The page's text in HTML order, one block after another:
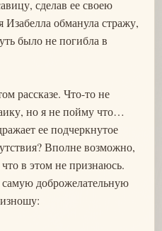
сделав ее своею
обманула стражу,
было не погибла в
рассказе. Что-то не
но я не пойму что…
ее подчеркнутое
Вполне возможно,
в этом не признаюсь.
доброжелательную